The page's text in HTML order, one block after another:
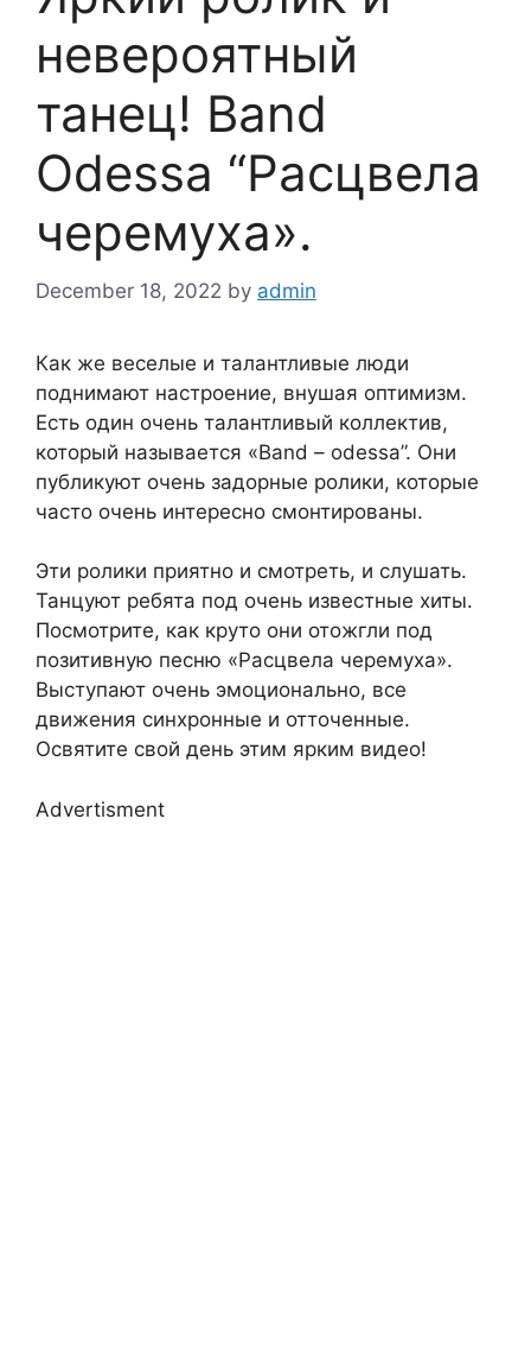
невероятный
танец! Band
Odessa “Расцвела
черемуха».
December 18, 2022 by admin
Как же веселые и талантливые люди
поднимают настроение, внушая оптимизм.
Есть один очень талантливый коллектив,
который называется «Band – odessa”. Они
публикуют очень задорные ролики, которые
часто очень интересно смонтированы.
Эти ролики приятно и смотреть, и слушать.
Танцуют ребята под очень известные хиты.
Посмотрите, как круто они отожгли под
позитивную песню «Расцвела черемуха».
Выступают очень эмоционально, все
движения синхронные и отточенные.
Освятите свой день этим ярким видео!
Advertisment